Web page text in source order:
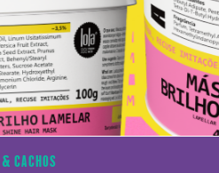
CACHOS